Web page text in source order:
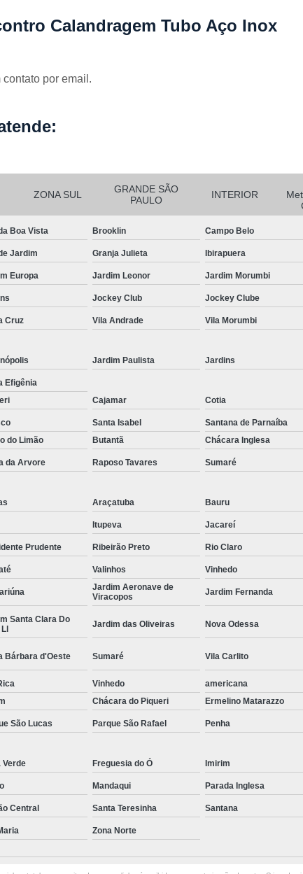
Corrimão com Ferro Tipo
Corrimão de Inox para
Corrimão Escada
Corrimão Inox para Escada
Corrimão Inox Quadrado
Corte a Laser Chapa Aço Inox
Corte a Laser em Chapa
Corte e Dobra de Chapa a Laser
Corte Chapa a Laser
Corte de Chapa a Laser
Corte
Curvamento de Tubos
Curvamento de Tubos a
Curvamento de Tubos de
Curvamento de Tubos
Curvamento de Tubos
Corte e Dobra Chapa
Corte e
Dobra Chapa de Alumínio
Dobra de Chapa de Ferro
Dobradeira de Chapa
Dobra de
Dobra Tubo com Maçarico
Dobra Tubo Quadrado
Dobra
Empresa Corte a Laser
Empresa de Corte a Laser
Calandragem Tubo Aço Inox
contato por email.
ZONA SUL
GRANDE SÃO
PAULO
INTERIOR
Boa Vista Brooklin Campo Belo
Jardim Granja Julieta Ibirapuera
Europa Jardim Leonor Jardim Morumbi
Jockey Club Jockey Clube
Cruz Vila Andrade Vila Morumbi
Jardim Paulista Jardins
Efigênia
Cajamar Cotia
Santa Isabel Santana de Parnaíba
do Limão Butantã Chácara Inglesa
da Arvore Raposo Tavares Sumaré
Araçatuba Bauru
Itupeva Jacareí
Prudente Ribeirão Preto Rio Claro
Valinhos Vinhedo
Jardim Aeronave de
Viracopos
Jardim Fernanda
Santa Clara Do
Ll
Jardim das Oliveiras Nova Odessa
Bárbara d'Oeste Sumaré Vila Carlito
Vinhedo
americana
Chácara do Piqueri Ermelino Matarazzo
São Lucas Parque São Rafael Penha
Verde Freguesia do Ó Imirim
Mandaqui Parada Inglesa
Central Santa Teresinha Santana
Zona Norte